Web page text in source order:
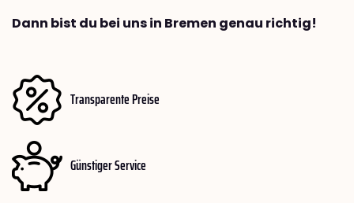
Dann bist du bei uns in Bremen genau richtig!
Transparente Preise
Günstiger Service